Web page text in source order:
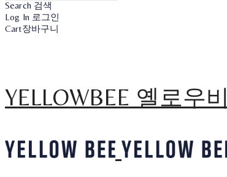
Search 검색
Log In 로그인
Cart장바구니
YELLOWBEE 옐로우비